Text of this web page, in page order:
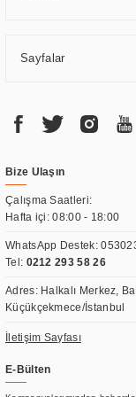
Sayfalar
Bize Ulaşın
Çalışma Saatleri:
Hafta içi: 08:00 - 18:00
WhatsApp Destek:
Tel: 0212 293 58 26
Adres: Halkalı Merkez,
Küçükçekmece/İstanbul
İletişim Sayfası
E-Bülten